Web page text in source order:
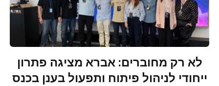
לא רק מחוברים: אברא מציגה פתרון
ייחודי לניהול פיתוח ותפעול בענן בכנס